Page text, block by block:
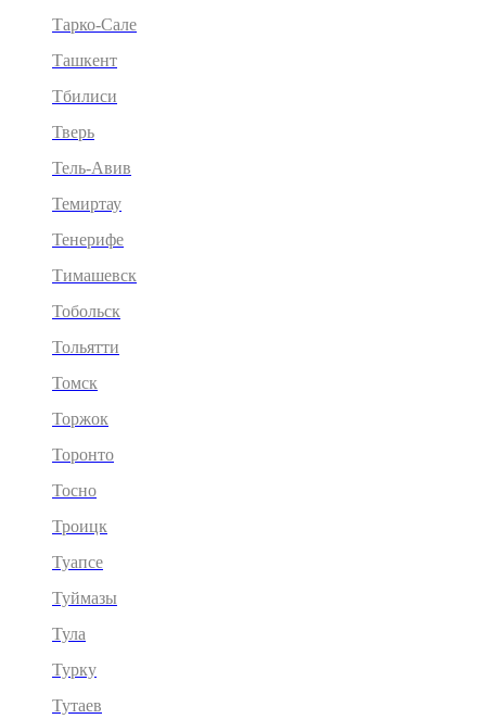
Тарко-Сале
Ташкент
Тбилиси
Тверь
Тель-Авив
Темиртау
Тенерифе
Тимашевск
Тобольск
Тольятти
Томск
Торжок
Торонто
Тосно
Троицк
Туапсе
Туймазы
Тула
Турку
Тутаев